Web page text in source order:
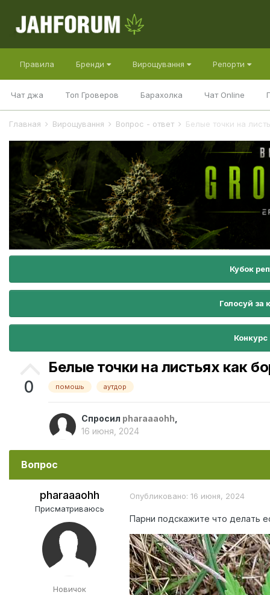
Правила Бренди Вирощування Репорти
Чат джа Топ Гроверов Барахолка Чат Online
Главная Вирощування Вопрос - ответ Белые точки на
Кубок
Голосуй
0
Белые точки на листьях как
помошь аутдор
Спросил pharaaaohh
16 июня, 2024
Вопрос
pharaaaohh
Присматриваюсь
Новичок
Опубликовано: 16 июня, 2024
Парни подскажите что делать